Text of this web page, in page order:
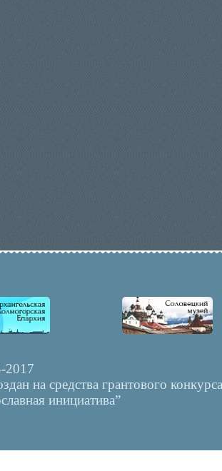
2017
на средства грантового конкурса
инициатива”